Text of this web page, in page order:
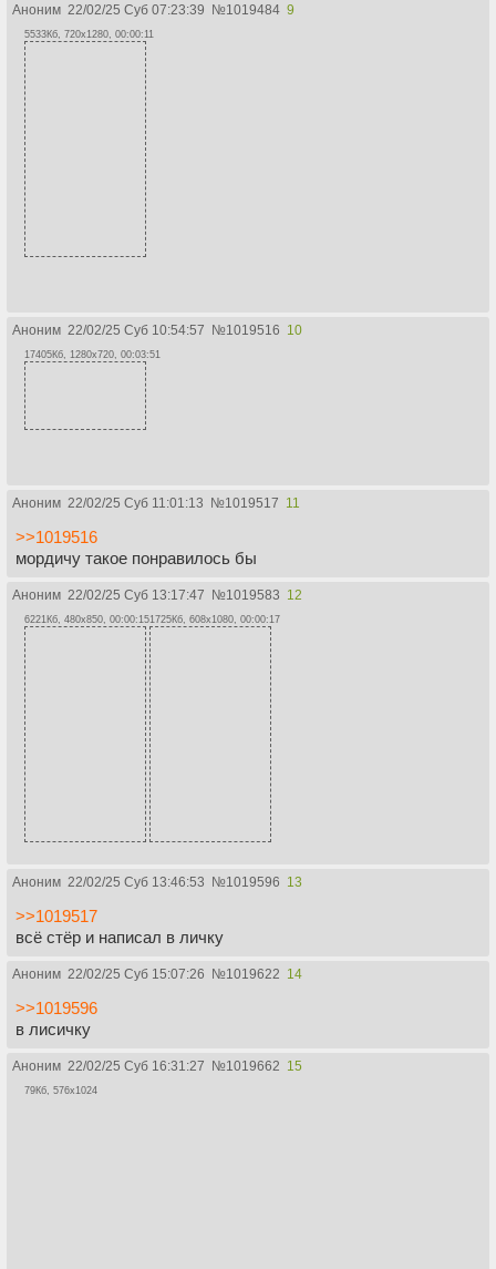
Аноним 22/02/25 Суб 07:23:39 №1019484 9
5533Кб, 720x1280, 00:00:11
Аноним 22/02/25 Суб 10:54:57 №1019516 10
17405Кб, 1280x720, 00:03:51
Аноним 22/02/25 Суб 11:01:13 №1019517 11
>>1019516
мордичу такое понравилось бы
Аноним 22/02/25 Суб 13:17:47 №1019583 12
6221Кб, 480x850, 00:00:151725Кб, 608x1080, 00:00:17
Аноним 22/02/25 Суб 13:46:53 №1019596 13
>>1019517
всё стёр и написал в личку
Аноним 22/02/25 Суб 15:07:26 №1019622 14
>>1019596
в лисичку
Аноним 22/02/25 Суб 16:31:27 №1019662 15
79Кб, 576x1024